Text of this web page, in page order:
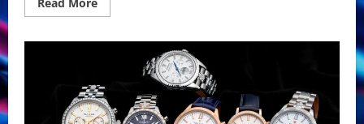
more
Tangan
Mewah
&
Elegan